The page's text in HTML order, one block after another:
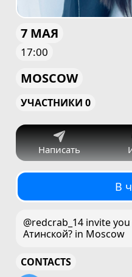
7 МАЯ
17:00
MOSCOW
УЧАСТНИКИ 0
Написать
В
@redcrab_14 invite
Атинской? in Moscow
CONTACTS